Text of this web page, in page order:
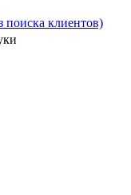
клиентов)